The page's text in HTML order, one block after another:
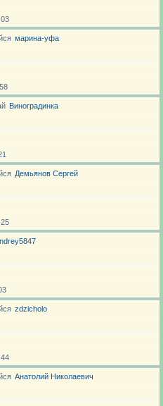
марина-уфа
Виноградинка
Демьянов Сергей
zdzicholo
Анатолий Николаевич